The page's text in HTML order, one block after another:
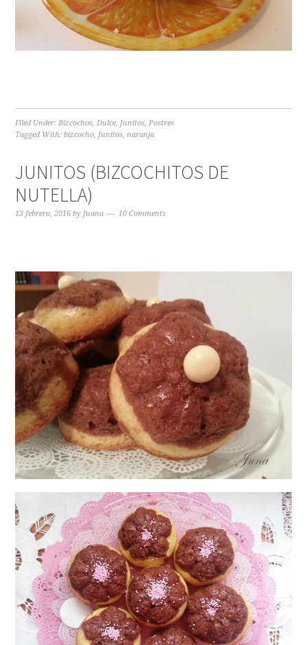
Filed Under:Bizcochos,Dulce, Junitos,Postres
Tagged With:bizcocho, Junitos,naranja
JUNITOS (BIZCOCHITOS DE
NUTELLA)
13 febrero, 2016 by Juana 10 Comments